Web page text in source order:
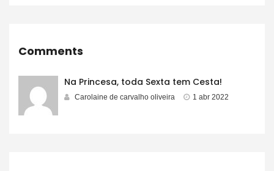
Comments
Na Princesa, toda Sexta tem Cesta!
Carolaine de carvalho oliveira 1 abr 2022